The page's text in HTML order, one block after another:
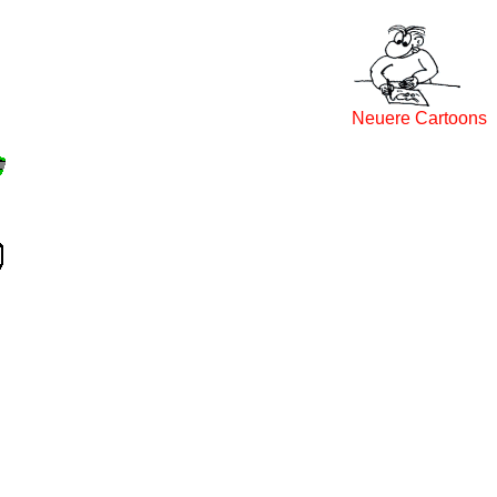
Neuere Cartoons